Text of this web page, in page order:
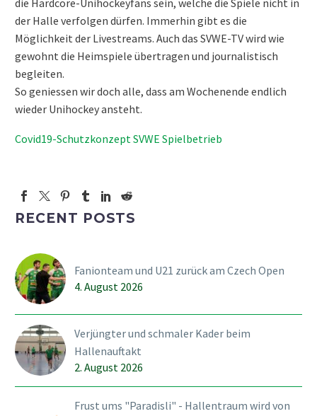
der Halle verfolgen dürfen. Immerhin gibt es die
Möglichkeit der Livestreams. Auch das SVWE-TV wird wie
gewohnt die Heimspiele übertragen und journalistisch
begleiten.
So geniessen wir doch alle, dass am Wochenende endlich
wieder Unihockey ansteht.
Covid19-Schutzkonzept SVWE Spielbetrieb
RECENT POSTS
Fanionteam und U21 zurück am Czech Open
4. August 2026
Verjüngter und schmaler Kader beim
Hallenauftakt
2. August 2026
Frust ums "Paradisli" - Hallentraum wird von